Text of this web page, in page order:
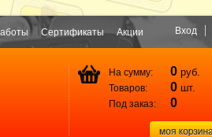
Вход
Сертификаты Акции
На сумму: 0 руб.
Товаров: 0 шт.
Под заказ: 0